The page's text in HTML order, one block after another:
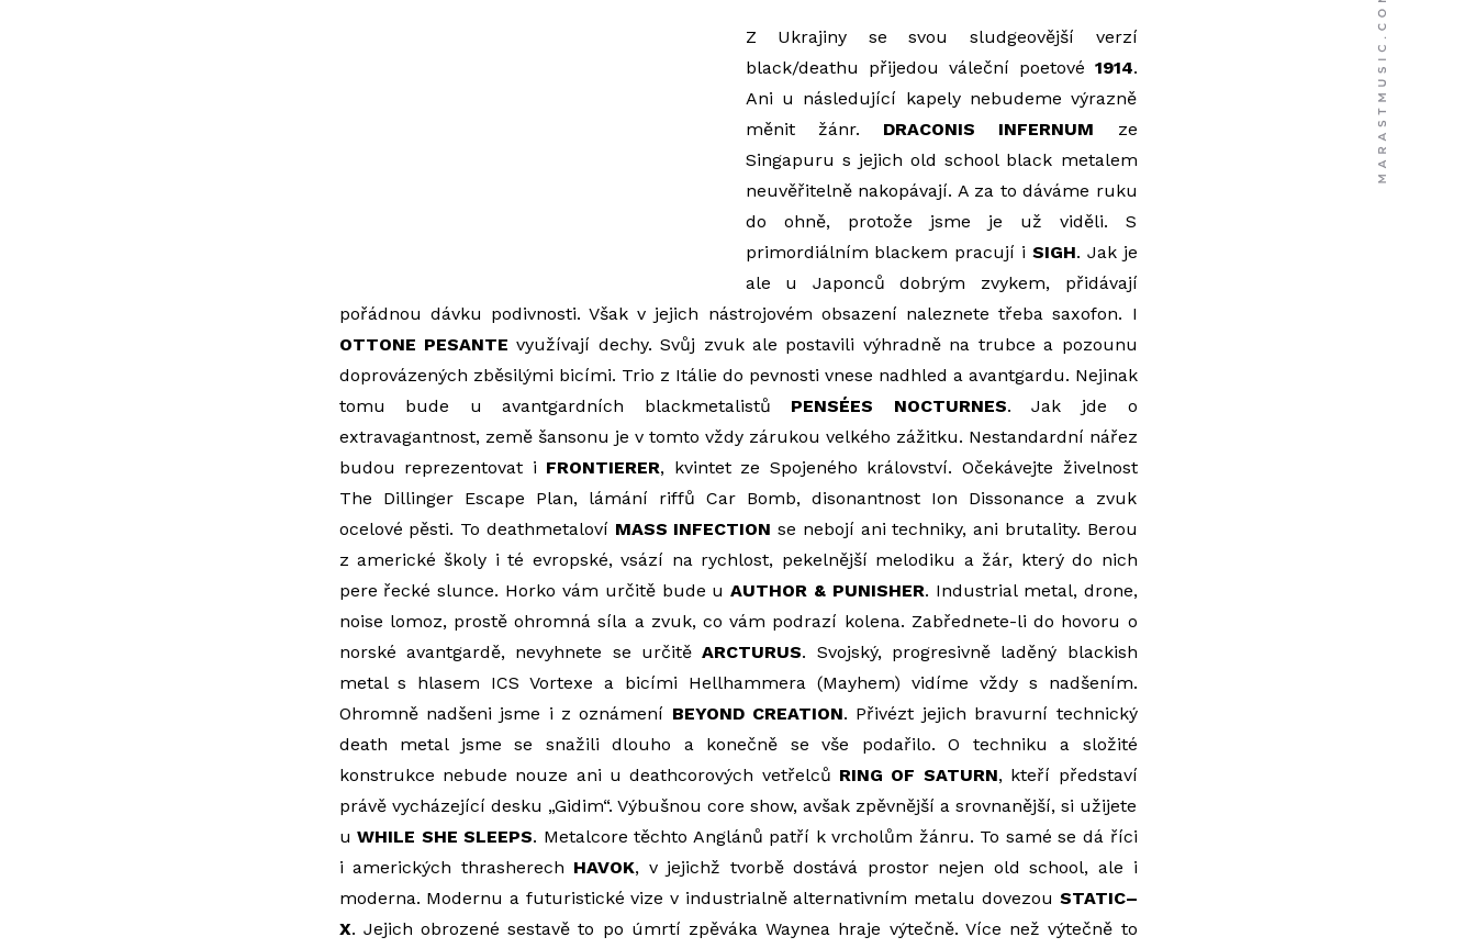
Z Ukrajiny se svou sludgeovější verzí
black/deathu přijedou váleční poetové 1914.
Ani u následující kapely nebudeme výrazně
měnit žánr. DRACONIS INFERNUM ze
Singapuru s jejich old school black metalem
neuvěřitelně nakopávají. A za to dáváme ruku
do ohně, protože jsme je už viděli. S
primordiálním blackem pracují i SIGH. Jak je
ale u Japonců dobrým zvykem, přidávají
pořádnou dávku podivnosti. Však v jejich nástrojovém obsazení naleznete třeba saxofon. I
OTTONE PESANTEvyužívají dechy. Svůj zvuk ale postavili výhradně na trubce a pozounu
doprovázených zběsilými bicími. Trio z Itálie do pevnosti vnese nadhled a avantgardu. Nejinak
tomu bude u avantgardních blackmetalistů PENSÉES NOCTURNES. Jak jde o
extravagantnost, země šansonu je v tomto vždy zárukou velkého zážitku. Nestandardní nářez
budou reprezentovat i FRONTIERER, kvintet ze Spojeného království. Očekávejte živelnost
The Dillinger Escape Plan, lámání riffů Car Bomb, disonantnost Ion Dissonance a zvuk
ocelové pěsti. To deathmetaloví MASS INFECTION se nebojí ani techniky, ani brutality. Berou
z americké školy i té evropské, vsází na rychlost, pekelnější melodiku a žár, který do nich
pere řecké slunce. Horko vám určitě bude uAUTHOR & PUNISHER. Industrial metal, drone,
noise lomoz, prostě ohromná síla a zvuk, co vám podrazí kolena. Zabřednete-li do hovoru o
norské avantgardě, nevyhnete se určitěARCTURUS. Svojský, progresivně laděný blackish
metal s hlasem ICS Vortexe a bicími Hellhammera (Mayhem) vidíme vždy s nadšením.
Ohromně nadšeni jsme i z oznámení BEYOND CREATION. Přivézt jejich bravurní technický
death metal jsme se snažili dlouho a konečně se vše podařilo. O techniku a složité
konstrukce nebude nouze ani u deathcorových vetřelců RING OF SATURN, kteří představí
právě vycházející desku „Gidim“. Výbušnou core show, avšak zpěvnější a srovnanější, si užijete
uWHILE SHE SLEEPS. Metalcore těchto Anglánů patří k vrcholům žánru. To samé se dá říci
i amerických thrasherech HAVOK, v jejichž tvorbě dostává prostor nejen old school, ale i
moderna. Modernu a futuristické vize v industrialně alternativním metalu dovezou STATIC–
X. Jejich obrozené sestavě to po úmrtí zpěváka Waynea hraje výtečně. Více než výtečně to